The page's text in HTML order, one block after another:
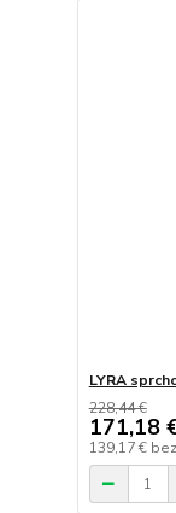
LYRA
228,44 €
171,18
139,17 €